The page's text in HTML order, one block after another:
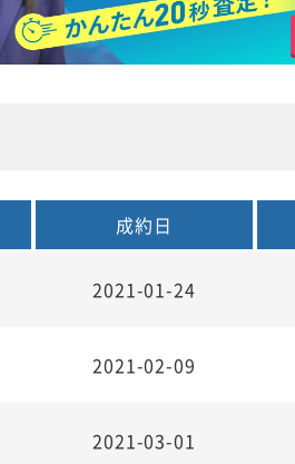
成約日
2021-01-24
2021-02-09
2021-03-01